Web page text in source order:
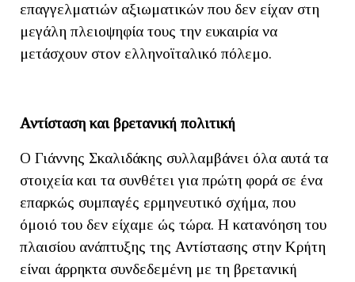
επαγγελματιών αξιωματικών που δεν είχαν στη
μεγάλη πλειοψηφία τους την ευκαιρία να
μετάσχουν στον ελληνοϊταλικό πόλεμο.
Αντίσταση και βρετανική πολιτική
Ο Γιάννης Σκαλιδάκης συλλαμβάνει όλα αυτά τα
στοιχεία και τα συνθέτει για πρώτη φορά σε ένα
επαρκώς συμπαγές ερμηνευτικό σχήμα, που
όμοιό του δεν είχαμε ώς τώρα. Η κατανόηση του
πλαισίου ανάπτυξης της Αντίστασης στην Κρήτη
είναι άρρηκτα συνδεδεμένη με τη βρετανική